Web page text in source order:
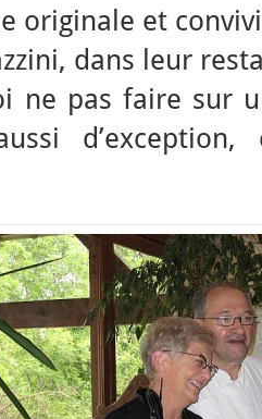
originale et
dans leur
ne pas faire sur
d’exception,